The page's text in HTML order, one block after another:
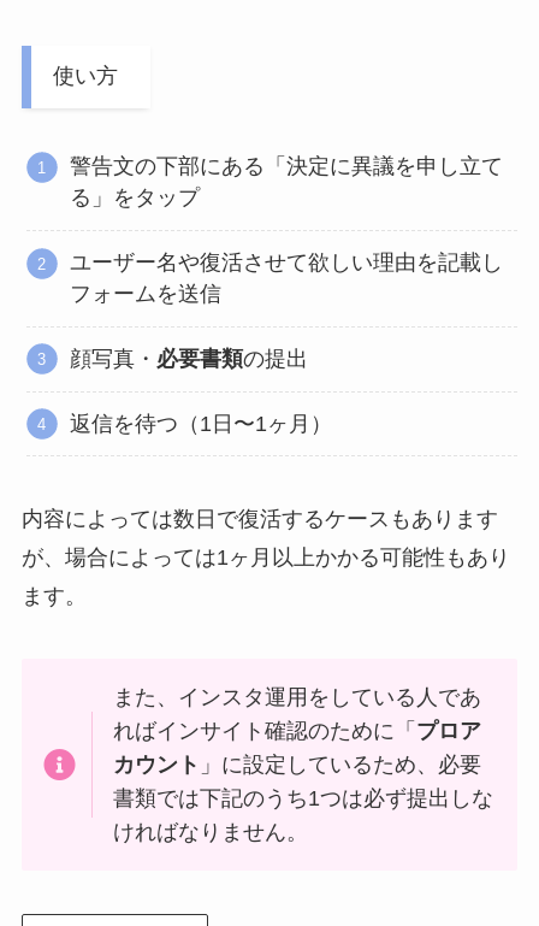
使い方
警告文の下部にある「決定に異議を申し立て
る」をタップ
ユーザー名や復活させて欲しい理由を記載し
フォームを送信
顔写真・ 必要書類の提出
返信を待つ（1日〜1ヶ月）
内容によっては数日で復活するケースもあります
が、場合によっては1ヶ月以上かかる可能性もあり
ます。
また、インスタ運用をしている人であ
ればインサイト確認のために「 プロア
カウント 」に設定しているため、必要
書類では下記のうち1つは必ず提出しな
ければなりません。